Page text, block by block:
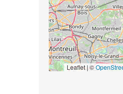
Leaflet | ©